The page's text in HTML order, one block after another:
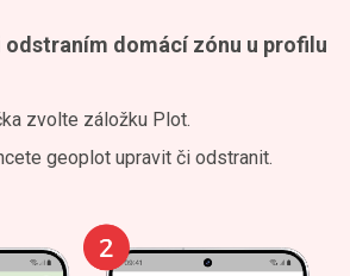
odstraním domácí zónu u profilu
zvolte záložku Plot.
geoplot upravit či odstranit.